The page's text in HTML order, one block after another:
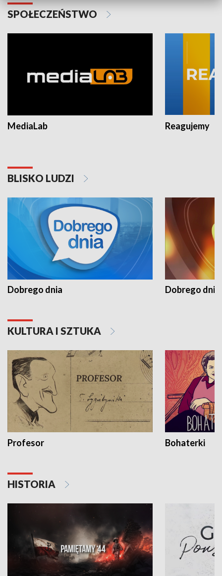
SPOŁECZEŃSTWO
MediaLab Reagujemy
BLISKO LUDZI
Dobrego dnia Dobrego dnia
KULTURA I SZTUKA
Profesor Bohaterki
HISTORIA